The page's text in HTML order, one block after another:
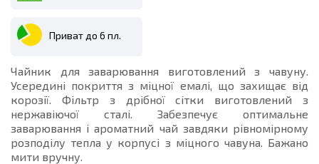
Приват до 6 пл.
Чайник для заварювання виготовлений з чавуну.
Усередині покриття з міцної емалі, що захищає від
корозії. Фільтр з дрібної сітки виготовлений з
нержавіючої сталі. Забезпечує оптимальне
заварювання і ароматний чай завдяки рівномірному
розподілу тепла у корпусі з міцного чавуна. Бажано
мити вручну.